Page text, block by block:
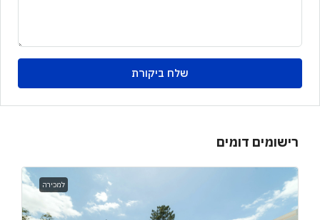
שלח ביקורת
רישומים דומים
למכירה